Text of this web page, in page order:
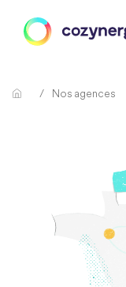
Nos agences